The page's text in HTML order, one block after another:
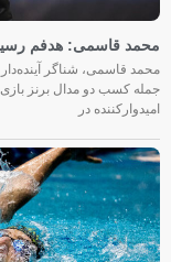
محمد قاسمی: هدفم رسیدن به فینال ۴۰۰ متر
محمد قاسمی، شناگر آینده‌دار
جمله کسب دو مدال برنز
امیدوارکننده در